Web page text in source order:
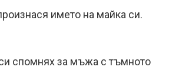
името на майка си.
спомнях за мъжа с тъмното